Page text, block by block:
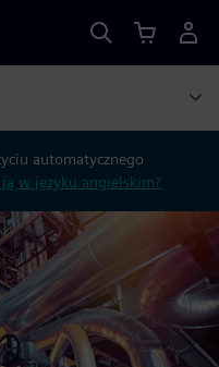
automatycznego
w języku angielskim?